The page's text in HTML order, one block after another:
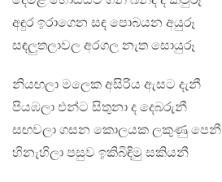
අඳුර ඉරාගෙන සඳ පොබයන අයුරූ
සඳලුතලාවල අරගල නැත සොයුරූ
නියඟලා මලෙක අසිරිය ඇසට දැනී
පියඹලා එන්ට සිතුනා ද දෙබරුනී
සඟවලා ගසන කොලයක ලකුණු පෙනී
හිනැහිලා පසුව ඉකිබිඳිමු සකියනී